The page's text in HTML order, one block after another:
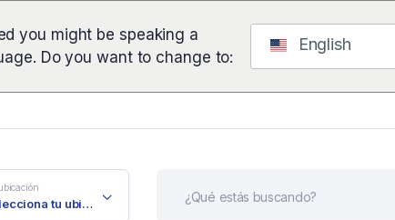
you might be speaking a
Do you want to change to:
English
Selecciona tu ubicación